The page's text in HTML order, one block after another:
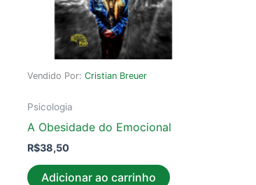
Vendido Por: Cristian Breuer
Psicologia
A Obesidade do Emocional
R$38,50
Adicionar ao carrinho